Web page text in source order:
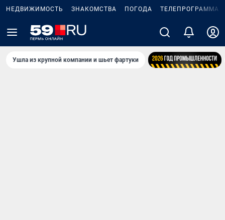
НЕДВИЖИМОСТЬ ЗНАКОМСТВА ПОГОДА ТЕЛЕПРОГРАММА
Ушла из крупной компании и шьет фартуки